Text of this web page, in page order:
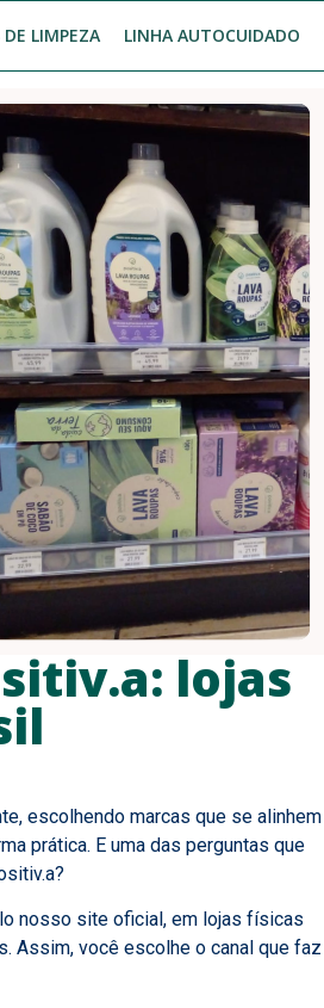
LIMPEZA LINHA AUTOCUIDADO
lojas
escolhendo marcas que se alinhem
prática. E uma das perguntas que
nosso site oficial, em lojas físicas
Assim, você escolhe o canal que faz